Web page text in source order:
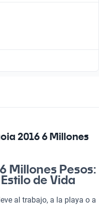
2016 6 Millones
Millones Pesos:
de Vida
al trabajo, a la playa o a
Sequoia 2016 6